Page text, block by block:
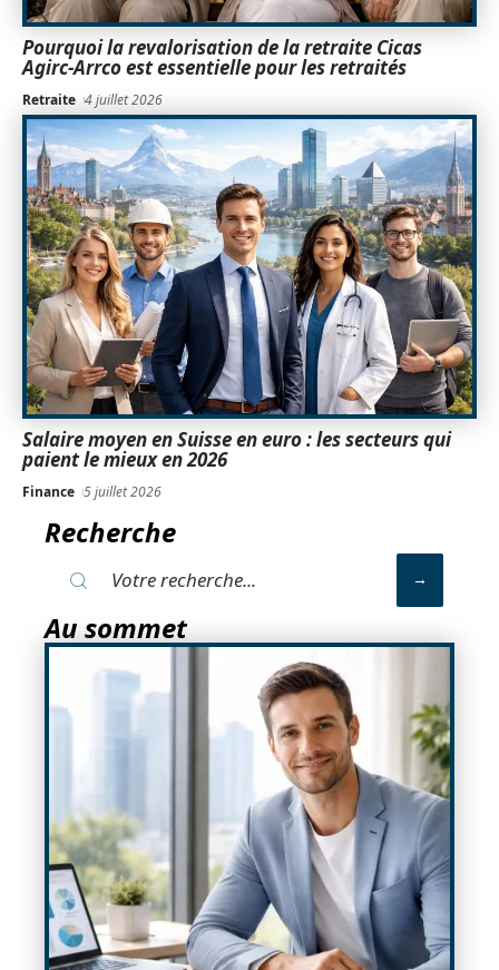
Pourquoi la revalorisation de la retraite Cicas
Agirc-Arrco est essentielle pour les retraités
Retraite 4 juillet 2026
Salaire moyen en Suisse en euro : les secteurs qui
paient le mieux en 2026
Finance 5 juillet 2026
Recherche
Au sommet